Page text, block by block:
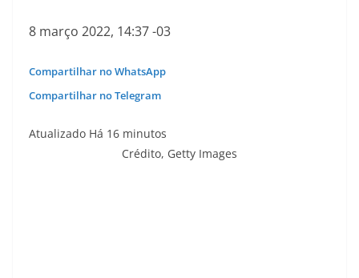
8 março 2022, 14:37 -03
Compartilhar no WhatsApp
Compartilhar no Telegram
Atualizado Há 16 minutos
Crédito, Getty Images